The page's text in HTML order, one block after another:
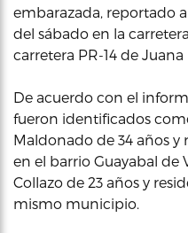
embarazada, reportado
del sábado en la
carretera PR-14 de Juana
De acuerdo con el
fueron identificados
Maldonado de 34 años y
en el barrio Guayabal de
Collazo de 23 años y
mismo municipio.